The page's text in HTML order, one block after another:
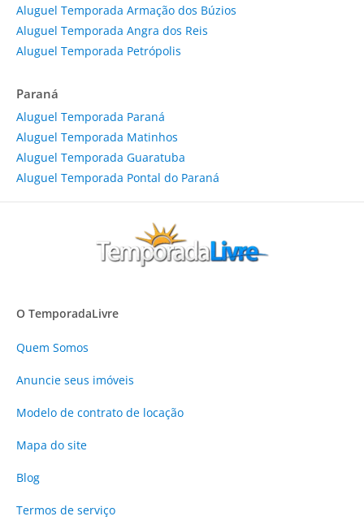
Aluguel Temporada Armação dos Búzios
Aluguel Temporada Angra dos Reis
Aluguel Temporada Petrópolis
Paraná
Aluguel Temporada Paraná
Aluguel Temporada Matinhos
Aluguel Temporada Guaratuba
Aluguel Temporada Pontal do Paraná
O TemporadaLivre
Quem Somos
Anuncie seus imóveis
Modelo de contrato de locação
Mapa do site
Blog
Termos de serviço